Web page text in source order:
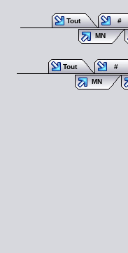
Tout
#
MN
Tout
#
MN